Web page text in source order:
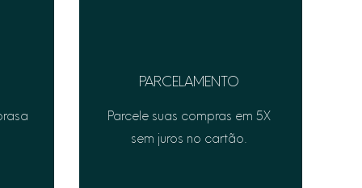
PARCELAMENTO
Parcele suas compras em 5X
sem juros no cartão.